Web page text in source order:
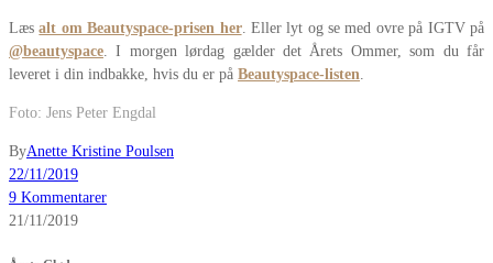
Læsalt om Beautyspace-prisen her. Eller lyt og se med ovre på IGTV på
@beautyspace. I morgen lørdag gælder det Årets Ommer, som du får
leveret i din indbakke, hvis du er på Beautyspace-listen.
Foto: Jens Peter Engdal
ByAnette Kristine Poulsen
22/11/2019
9 Kommentarer
21/11/2019